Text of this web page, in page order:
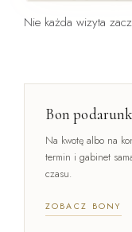
Nie każda wizyta
Bon
Na kwotę albo na
termin i gabinet
czasu.
ZOBACZ BONY